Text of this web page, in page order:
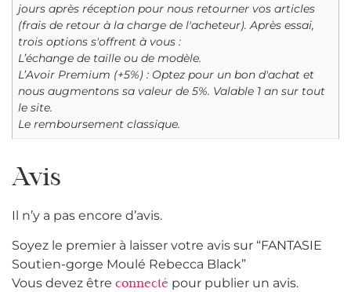
jours après réception pour nous retourner vos articles
(frais de retour à la charge de l'acheteur). Après essai,
trois options s'offrent à vous :
L’échange de taille ou de modèle.
L’Avoir Premium (+5%) : Optez pour un bon d'achat et
nous augmentons sa valeur de 5%. Valable 1 an sur tout
le site.
Le remboursement classique.
Avis
Il n’y a pas encore d’avis.
Soyez le premier à laisser votre avis sur “FANTASIE
Soutien-gorge Moulé Rebecca Black”
Vous devez être connecté pour publier un avis.